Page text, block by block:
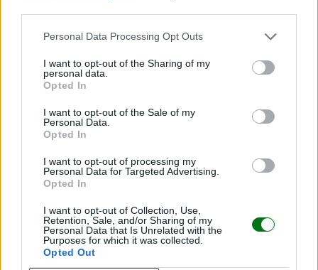
Personal Data Processing Opt Outs
I want to opt-out of the Sharing of my
personal data.
Opted In
I want to opt-out of the Sale of my
Personal Data.
Opted In
I want to opt-out of processing my
Personal Data for Targeted Advertising.
Opted In
I want to opt-out of Collection, Use,
Retention, Sale, and/or Sharing of my
Personal Data that Is Unrelated with the
Purposes for which it was collected.
Opted Out
LEER